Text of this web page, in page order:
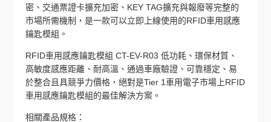
密、交通票證卡擴充加密、KEY TAG擴充與報廢等完整的
市場所需機制，是一款可以立即上線使用的RFID車用感應
鑰匙模組。
RFID車用感應鑰匙模組 CT-EV-R03 低功耗、環保材質、
高敏度感應距離、耐高溫、通過車廠驗證、可靠穩定、易
於整合且具競爭力價格，絕對是Tier 1車用電子市場上RFID
車用感應鑰匙模組的最佳解決方案。
相關產品規格：